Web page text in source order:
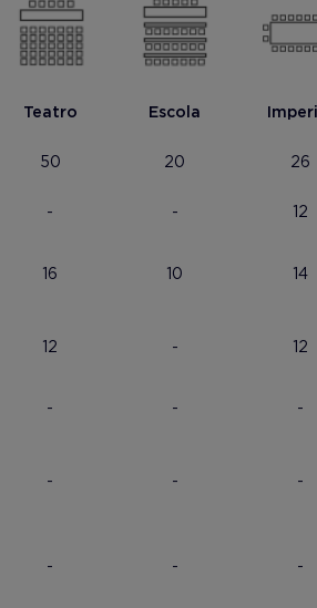
Teatro Escola
50 20 26
- - 12
16 10 14
12 - 12
- - -
- - -
- - -